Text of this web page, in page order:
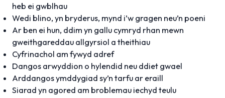
heb ei gwblhau
Wedi blino, yn bryderus, mynd i’w gragen neu’n poeni
Ar ben ei hun, ddim yn gallu cymryd rhan mewn
gweithgareddau allgyrsiol a theithiau
Cyfrinachol am fywyd adref
Dangos arwyddion o hylendid neu ddiet gwael
Arddangos ymddygiad sy’n tarfu ar eraill
Siarad yn agored am broblemau iechyd teulu